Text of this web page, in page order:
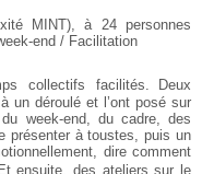
MINT), à 24 personnes
end / Facilitation
collectifs facilités. Deux
un déroulé et l’ont posé sur
week-end, du cadre, des
présenter à toustes, puis un
dire comment
ensuite, des ateliers sur le